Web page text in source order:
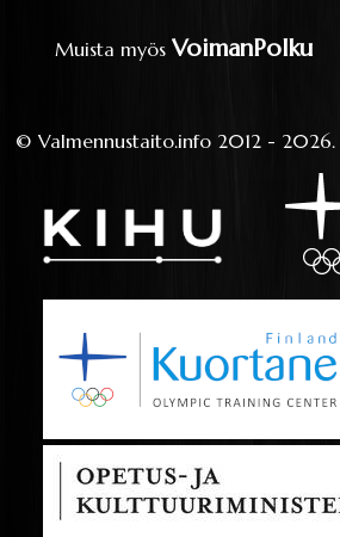
Muista myös VoimanPolku
© Valmennustaito.info2012 - 2026.